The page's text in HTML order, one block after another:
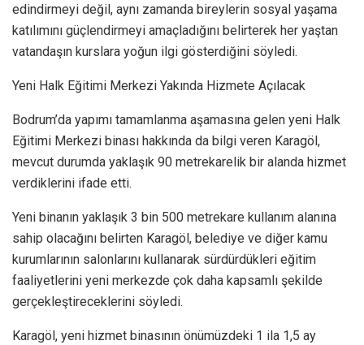
edindirmeyi değil, aynı zamanda bireylerin sosyal yaşama
katılımını güçlendirmeyi amaçladığını belirterek her yaştan
vatandaşın kurslara yoğun ilgi gösterdiğini söyledi.
Yeni Halk Eğitimi Merkezi Yakında Hizmete Açılacak
Bodrum’da yapımı tamamlanma aşamasına gelen yeni Halk
Eğitimi Merkezi binası hakkında da bilgi veren Karagöl,
mevcut durumda yaklaşık 90 metrekarelik bir alanda hizmet
verdiklerini ifade etti.
Yeni binanın yaklaşık 3 bin 500 metrekare kullanım alanına
sahip olacağını belirten Karagöl, belediye ve diğer kamu
kurumlarının salonlarını kullanarak sürdürdükleri eğitim
faaliyetlerini yeni merkezde çok daha kapsamlı şekilde
gerçekleştireceklerini söyledi.
Karagöl, yeni hizmet binasının önümüzdeki 1 ila 1,5 ay